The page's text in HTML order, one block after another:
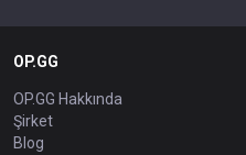
OP.GG
OP.GG Hakkında
Şirket
Blog